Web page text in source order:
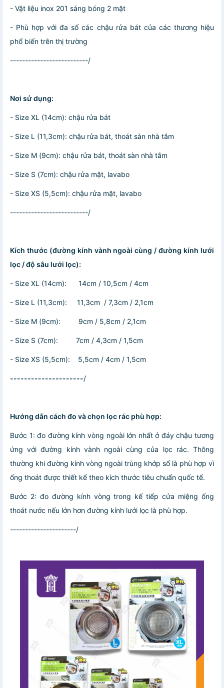
- Vật liệu inox 201 sáng bóng 2 mặt
- Phù hợp với đa số các chậu rửa bát của các thương hiệu
phổ biến trên thị trường
--------------------------/
Nơi sử dụng:
- Size XL (14cm): chậu rửa bát
- Size L (11,3cm): chậu rửa bát, thoát sàn nhà tắm
- Size M (9cm): chậu rửa bát, thoát sàn nhà tắm
- Size S (7cm): chậu rửa mặt, lavabo
- Size XS (5,5cm): chậu rửa mặt, lavabo
--------------------------/
Kích thước (đường kính vành ngoài cùng / đường kính lưới
lọc / độ sâu lưới lọc):
- Size XL (14cm): 14cm / 10,5cm / 4cm
- Size L (11,3cm): 11,3cm / 7,3cm / 2,1cm
- Size M (9cm): 9cm / 5,8cm / 2,1cm
- Size S (7cm): 7cm / 4,3cm / 1,5cm
- Size XS (5,5cm): 5,5cm / 4cm / 1,5cm
---------------------/
Hướng dẫn cách đo và chọn lọc rác phù hợp:
Bước 1: đo đường kính vòng ngoài lớn nhất ở đáy chậu tương
ứng với đường kính vành ngoài cùng của lọc rác. Thông
thường khi đường kính vòng ngoài trùng khớp số là phù hợp vì
ống thoát được thiết kế theo kích thước tiêu chuẩn quốc tế.
Bước 2: đo đường kính vòng trong kế tiếp cửa miệng ống
thoát nước nếu lớn hơn đường kính lưới lọc là phù hợp.
----------------------/